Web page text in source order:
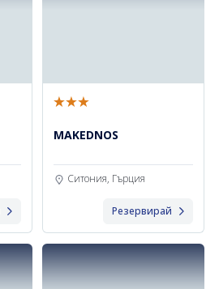
MAKEDNOS
Ситония, Гърция
Резервирай